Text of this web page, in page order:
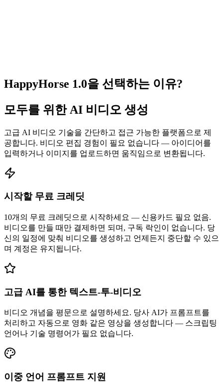
HappyHorse 1.0을 선택하는 이유?
모두를 위한 AI 비디오 생성
고급 AI 비디오 기술을 간단하고 접근 가능한 플랫폼으로 제
공합니다. 비디오 편집 경험이 필요 없습니다 — 아이디어를
입력하거나 이미지를 업로드하면 움직임으로 변환됩니다.
시작할 무료 크레딧
10개의 무료 크레딧으로 시작하세요 — 신용카드 필요 없음.
비디오를 만들 때만 결제하면 되며, 구독 락인이 없습니다. 당
신의 일정에 맞춰 비디오를 생성하고 언제든지 중단할 수 있으
며 계정은 유지됩니다.
고급 AI를 통한 텍스트-투-비디오
비디오 개념을 평문으로 설명하세요. 당사 AI가 프롬프트를
처리하고 자동으로 영화 같은 영상을 생성합니다 — 스크립팅
언어나 기술 명령어가 필요 없습니다.
이중 언어 프롬프트 지원